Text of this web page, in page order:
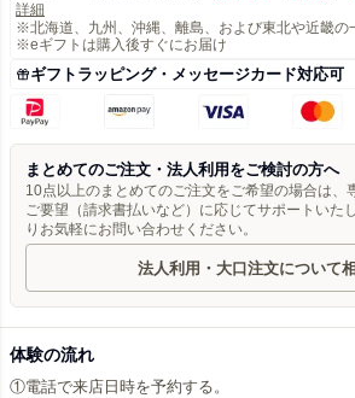
詳細
※北海道、九州、沖縄、離島、および東北や近畿の
※eギフトは購入後すぐにお届け
ギフトラッピング・メッセージカード対応可
まとめてのご注文・法人利用をご検討の方へ
10点以上のまとめてのご注文をご希望の場合は、
ご要望（請求書払いなど）に応じてサポートいた
りお気軽にお問い合わせください。
法人利用・大口注文について
体験の流れ
①電話で来店日時を予約する。